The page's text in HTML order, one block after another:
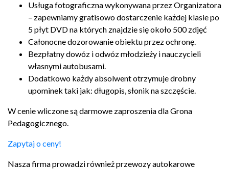
Usługa fotograficzna wykony­wana przez Orga­ni­za­tora
– zapew­ni­amy grati­sowo dostar­cze­nie każdej klasie po
5płyt DVDna których zna­jdzie się około 500zdjęć
Całonocne dozorowanie obiektu przez ochronę.
Bezpłatny dowóz i odwóz młodzieży i nauczy­cieli
włas­nymi autobusami.
Dodatkowo każdy absol­went otrzy­muje drobny
upominek taki jak: dłu­gopis, słonik na szczęście.
W cenie wlic­zone są dar­mowe zaproszenia dla Grona
Pedagogicznego.
Zapy­taj o ceny!
Nasza firma prowadzi również prze­wozy autokarowe